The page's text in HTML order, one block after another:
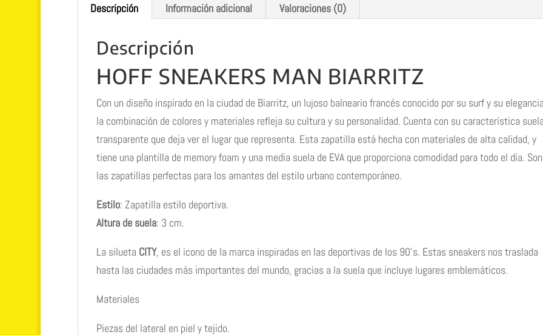
Descripción Información adicional Valoraciones (0)
Descripción
HOFF SNEAKERS MAN BIARRITZ
Con un diseño inspirado en la ciudad de Biarritz, un lujoso balneario francés conocido por su surf y su
la combinación de colores y materiales refleja su cultura y su personalidad. Cuenta con su característica
transparente que deja ver el lugar que representa. Esta zapatilla está hecha con materiales de alta calidad, y
tiene una plantilla de memory foam y una media suela de EVA que proporciona comodidad para todo el día. Son
las zapatillas perfectas para los amantes del estilo urbano contemporáneo.
Estilo: Zapatilla estilo deportiva.
Altura de suela: 3 cm.
La silueta CITY, es el icono de la marca inspiradas en las deportivas de los 90’s. Estas sneakers nos traslada
hasta las ciudades más importantes del mundo, gracias a la suela que incluye lugares emblemáticos.
Materiales
Piezas del lateral en piel y tejido.